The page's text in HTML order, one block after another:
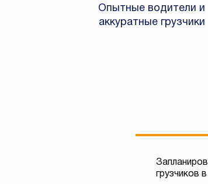
Опытные водители и
аккуратные грузчики
грузчиков